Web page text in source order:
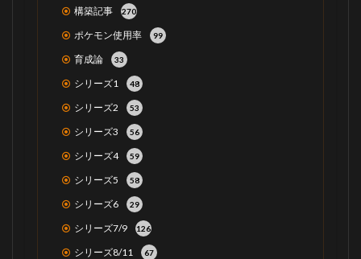
構築記事 270
ポケモン使用率 99
育成論 33
シリーズ1 48
シリーズ2 53
シリーズ3 56
シリーズ4 59
シリーズ5 58
シリーズ6 29
シリーズ7/9 126
シリーズ8/11 67